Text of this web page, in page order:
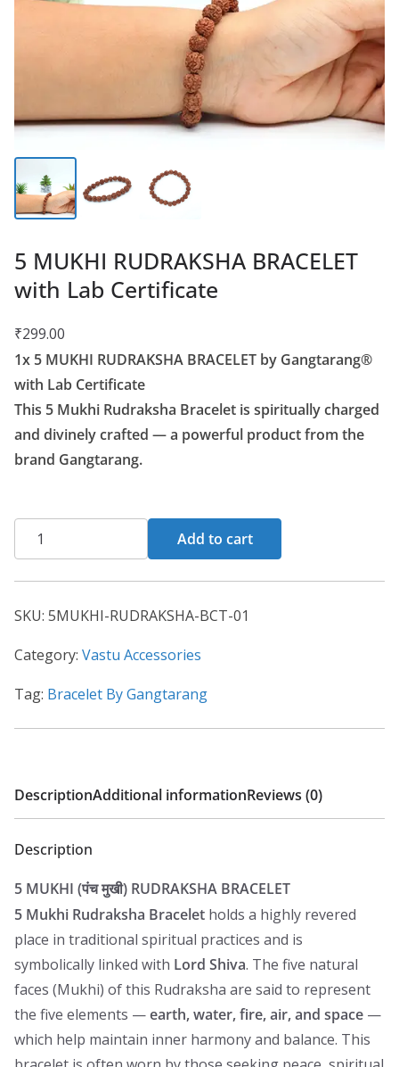
5 MUKHI RUDRAKSHA BRACELET
with Lab Certificate
₹299.00
1x 5 MUKHI RUDRAKSHA BRACELET by Gangtarang®
with Lab Certificate
This 5 Mukhi Rudraksha Bracelet is spiritually charged
and divinely crafted — a powerful product from the
brand Gangtarang.
Add to cart
SKU: 5MUKHI-RUDRAKSHA-BCT-01
Category: Vastu Accessories
Tag: Bracelet By Gangtarang
DescriptionAdditional informationReviews (0)
Description
5 MUKHI (पंच मुखी) RUDRAKSHA BRACELET
5 Mukhi Rudraksha Bracelet holds a highly revered
place in traditional spiritual practices and is
symbolically linked with Lord Shiva. The five natural
faces (Mukhi) of this Rudraksha are said to represent
the five elements —earth, water, fire, air, and space —
which help maintain inner harmony and balance. This